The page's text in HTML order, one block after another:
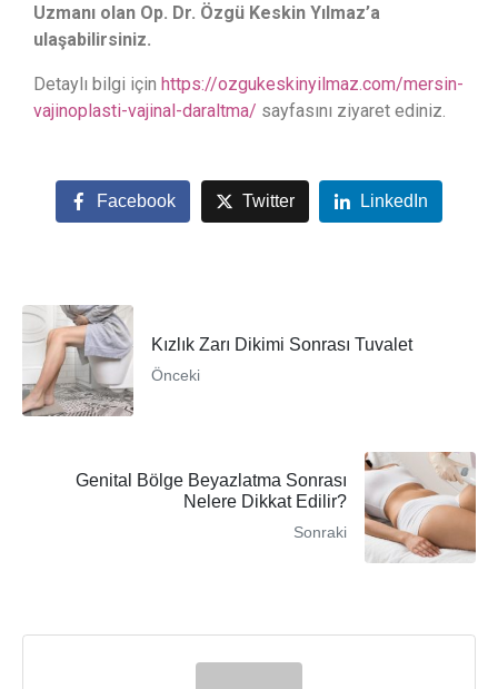
Uzmanı olan Op. Dr. Özgü Keskin Yılmaz’a
ulaşabilirsiniz.
Detaylı bilgi için https://ozgukeskinyilmaz.com/mersin-
vajinoplasti-vajinal-daraltma/ sayfasını ziyaret ediniz.
Facebook Twitter LinkedIn
Kızlık Zarı Dikimi Sonrası Tuvalet
Önceki
Genital Bölge Beyazlatma Sonrası
Nelere Dikkat Edilir?
Sonraki